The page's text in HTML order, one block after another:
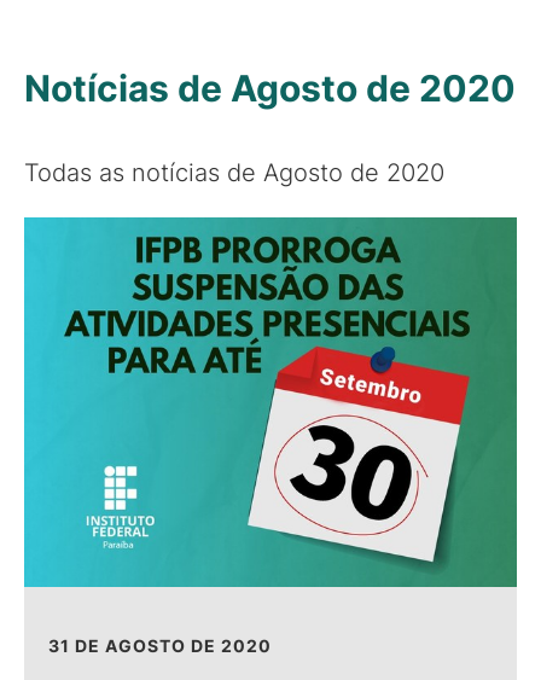
Notícias de Agosto de 2020
Todas as notícias de Agosto de 2020
31 DE AGOSTO DE 2020